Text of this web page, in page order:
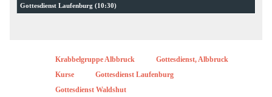
Gottesdienst Laufenburg (10:30)
Krabbelgruppe Albbruck
Gottesdienst, Albbruck
Kurse
Gottesdienst Laufenburg
Gottesdienst Waldshut